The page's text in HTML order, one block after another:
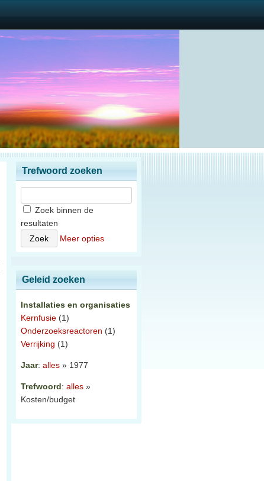
Trefwoord zoeken
Zoek binnen de
resultaten
Meer opties
Geleid zoeken
Installaties en organisaties
Kernfusie (1)
Onderzoeksreactoren (1)
Verrijking (1)
Jaar: alles » 1977
Trefwoord: alles »
Kosten/budget